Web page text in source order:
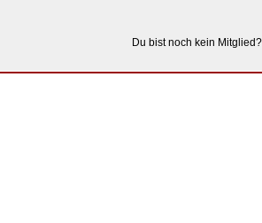
Du bist noch kein